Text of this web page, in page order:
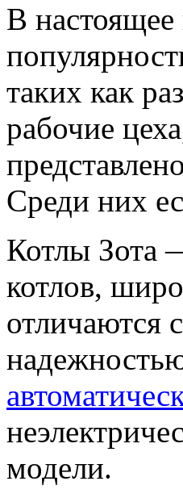
В настоящее
таких как
рабочие
Среди них
Котлы Зота
котлов,
отличаются
модели.